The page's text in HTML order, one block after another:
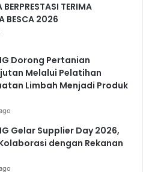
TERIMA
BESCA 2026
Dorong Pertanian
Melalui Pelatihan
Limbah Menjadi Produk
Gelar Supplier Day 2026,
dengan Rekanan